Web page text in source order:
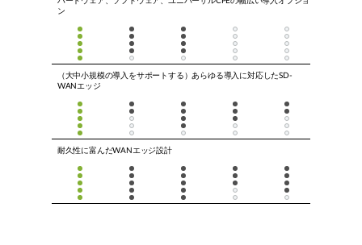
ン
（大中小規模の導入をサポートする）あらゆる導入に対応したSD-
WANエッジ
耐久性に富んだWANエッジ設計